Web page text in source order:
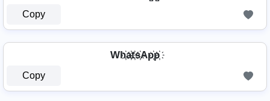
Copy
Wh҉a҉t҉s҉Ap҉p҉
Copy